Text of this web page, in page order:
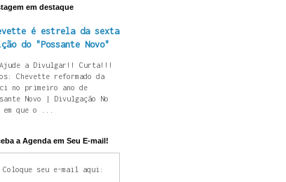
em destaque
é estrela da sexta
do "Possante Novo"
a Divulgar!! Curta!!!
Chevette reformado da
no primeiro ano de
Novo | Divulgação No
em que o ...
a Agenda em Seu E-mail!
Coloque seu e-mail aqui: